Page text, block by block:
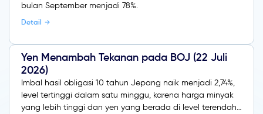
bulan September menjadi 78%.
Detail
Yen Menambah Tekanan pada BOJ (22 Juli
2026)
Imbal hasil obligasi 10 tahun Jepang naik menjadi 2,74%,
level tertinggi dalam satu minggu, karena harga minyak
yang lebih tinggi dan yen yang berada di level terendah